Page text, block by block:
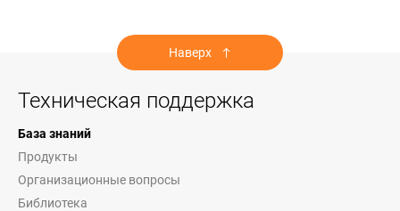
Наверх
Техническая поддержка
База знаний
Продукты
Организационные вопросы
Библиотека